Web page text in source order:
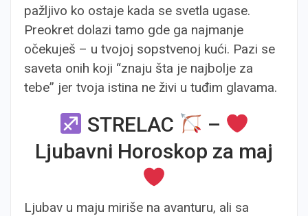
pažljivo ko ostaje kada se svetla ugase.
Preokret dolazi tamo gde ga najmanje
očekuješ – u tvojoj sopstvenoj kući. Pazi se
saveta onih koji “znaju šta je najbolje za
tebe” jer tvoja istina ne živi u tuđim glavama.
STRELAC
–
Ljubavni Horoskop za maj
Ljubav u maju miriše na avanturu, ali sa